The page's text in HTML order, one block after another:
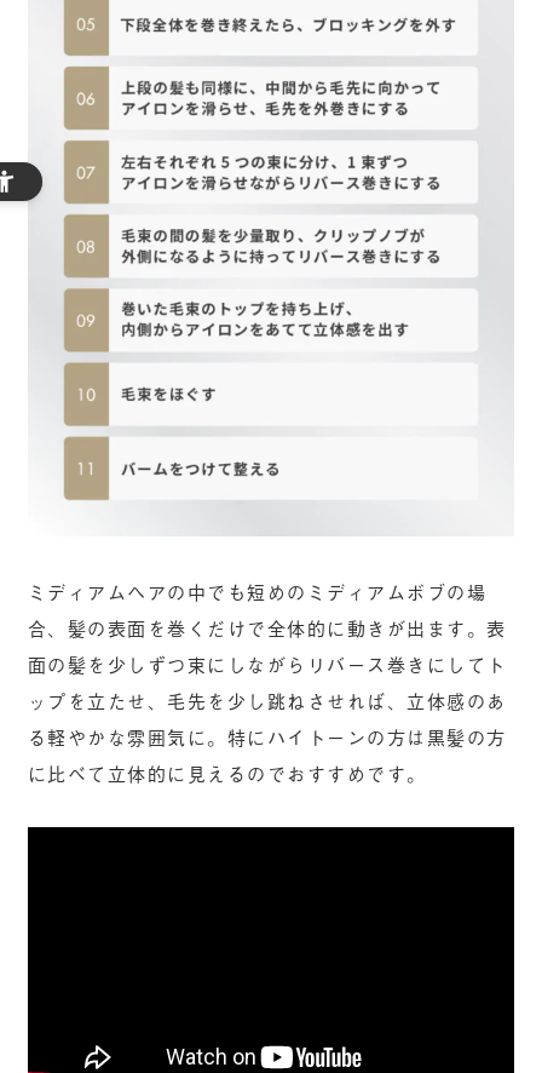
ミディアムヘアの中でも短めのミディアムボブの場
合、髪の表面を巻くだけで全体的に動きが出ます。表
面の髪を少しずつ束にしながらリバース巻きにしてト
ップを立たせ、毛先を少し跳ねさせれば、立体感のあ
る軽やかな雰囲気に。特にハイトーンの方は黒髪の方
に比べて立体的に見えるのでおすすめです。